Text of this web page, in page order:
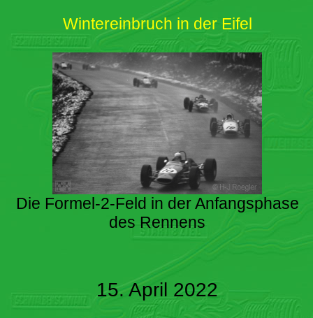
Wintereinbruch in der Eifel
Die Formel-2-Feld in der Anfangsphase
des Rennens
15. April 2022